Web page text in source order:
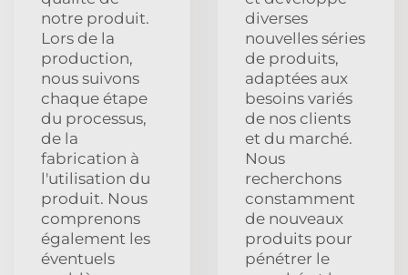
notre produit.
Lors de la
production,
nous suivons
chaque étape
du processus,
de la
fabrication à
l'utilisation du
produit. Nous
comprenons
également les
éventuels
diverses
nouvelles séries
de produits,
adaptées aux
besoins variés
de nos clients
et du marché.
Nous
recherchons
constamment
de nouveaux
produits pour
pénétrer le